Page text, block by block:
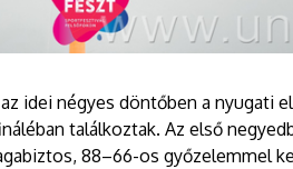
idei négyes döntőben a nyugati
találkoztak. Az első
88–66-os győzelemmel